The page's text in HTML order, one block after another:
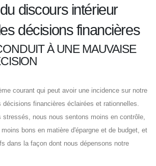
discours intérieur
décisions financières
À UNE MAUVAISE
courant qui peut avoir une incidence sur notre
décisions financières éclairées et rationnelles.
stressés, nous nous sentons moins en contrôle,
bons en matière d'épargne et de budget, et
dans la façon dont nous dépensons notre